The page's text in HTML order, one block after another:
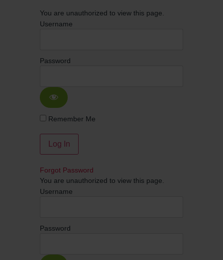
You are unauthorized to view this page.
Username
Password
Remember Me
Forgot Password
You are unauthorized to view this page.
Username
Password